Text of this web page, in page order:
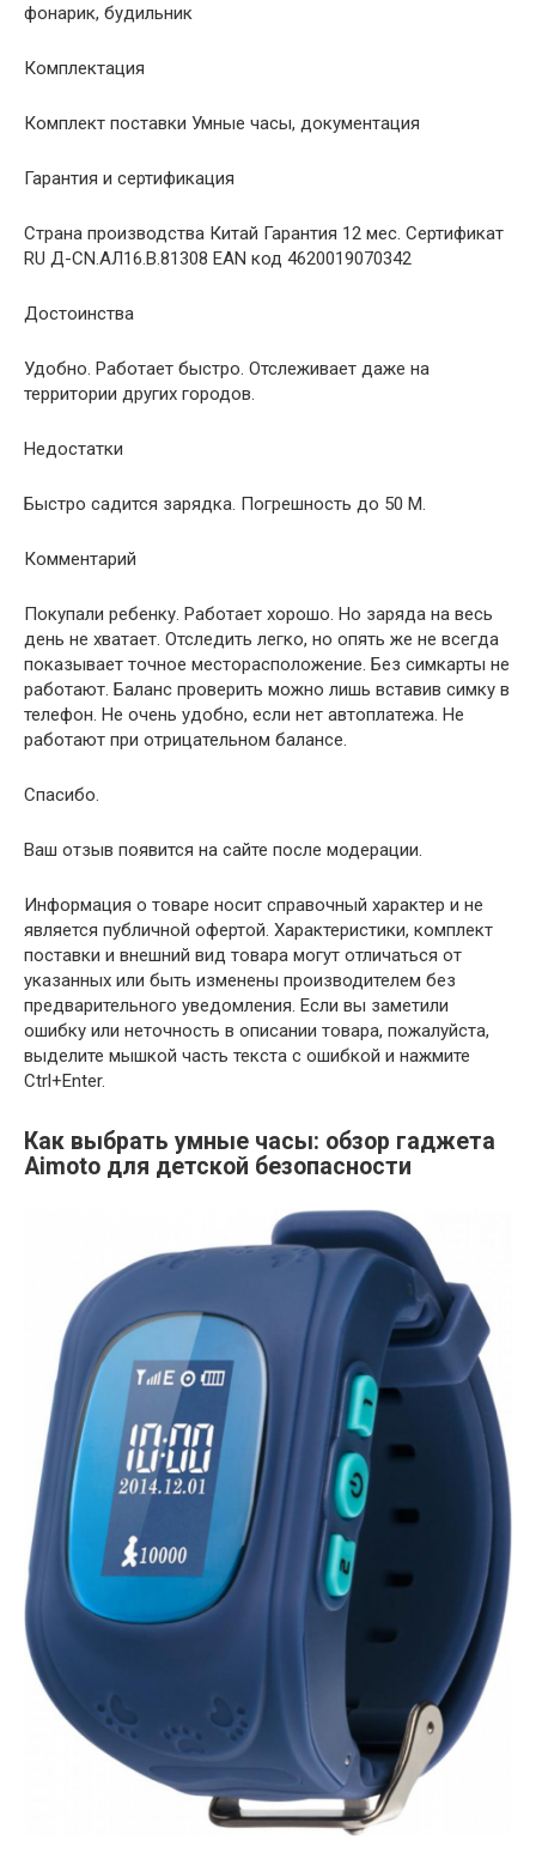
фонарик, будильник
Комплектация
Комплект поставки Умные часы, документация
Гарантия и сертификация
Страна производства Китай Гарантия 12 мес. Сертификат
RU Д-CN.АЛ16.В.81308 EAN код 4620019070342
Достоинства
Удобно. Работает быстро. Отслеживает даже на
территории других городов.
Недостатки
Быстро садится зарядка. Погрешность до 50 М.
Комментарий
Покупали ребенку. Работает хорошо. Но заряда на весь
день не хватает. Отследить легко, но опять же не всегда
показывает точное месторасположение. Без симкарты не
работают. Баланс проверить можно лишь вставив симку в
телефон. Не очень удобно, если нет автоплатежа. Не
работают при отрицательном балансе.
Спасибо.
Ваш отзыв появится на сайте после модерации.
Информация о товаре носит справочный характер и не
является публичной офертой. Характеристики, комплект
поставки и внешний вид товара могут отличаться от
указанных или быть изменены производителем без
предварительного уведомления. Если вы заметили
ошибку или неточность в описании товара, пожалуйста,
выделите мышкой часть текста с ошибкой и нажмите
Ctrl+Enter.
Как выбрать умные часы: обзор гаджета
Aimoto для детской безопасности